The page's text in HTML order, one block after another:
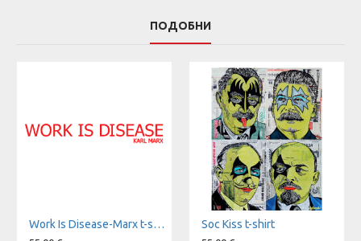
ПОДОБНИ
Work Is Disease-Marx t-shirt Soc Kiss t-shirt